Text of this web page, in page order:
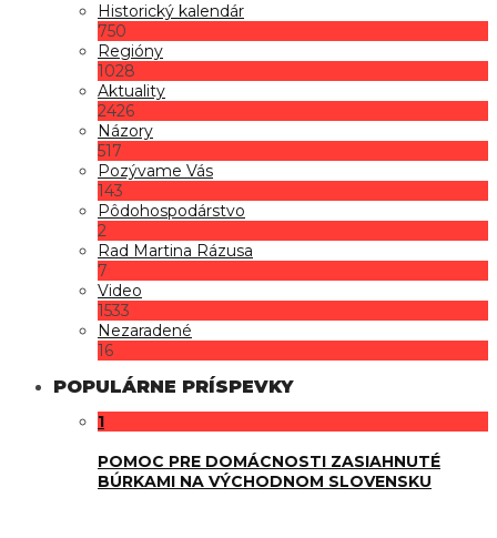
Historický kalendár
750
Regióny
1028
Aktuality
2426
Názory
517
Pozývame Vás
143
Pôdohospodárstvo
2
Rad Martina Rázusa
7
Video
1533
Nezaradené
16
POPULÁRNE PRÍSPEVKY
1
POMOC PRE DOMÁCNOSTI ZASIAHNUTÉ
BÚRKAMI NA VÝCHODNOM SLOVENSKU